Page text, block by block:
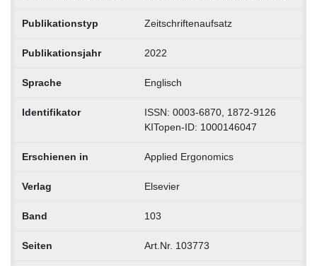
Publikationstyp Zeitschriftenaufsatz
Publikationsjahr 2022
Sprache Englisch
Identifikator
ISSN: 0003-6870, 1872-9126
KITopen-ID: 1000146047
Erschienen in Applied Ergonomics
Verlag Elsevier
Band 103
Seiten Art.Nr. 103773